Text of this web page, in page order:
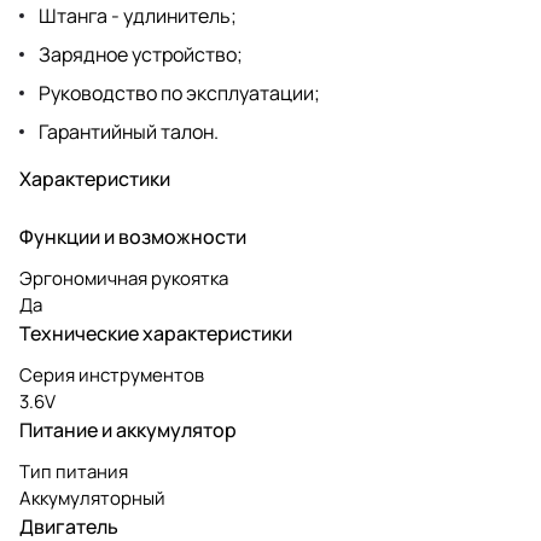
Штанга - удлинитель;
Зарядное устройство;
Руководство по эксплуатации;
Гарантийный талон.
Характеристики
Функции и возможности
Эргономичная рукоятка
Да
Технические характеристики
Серия инструментов
3.6V
Питание и аккумулятор
Тип питания
Аккумуляторный
Двигатель